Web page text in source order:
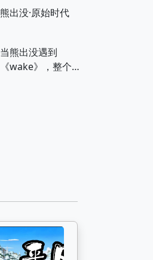
它看完吗？
熊出没·原始时代
当熊出没遇到
《wake》，整个狗